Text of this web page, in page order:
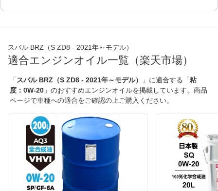
スバル BRZ（S ZD8 - 2021年～モデル）
適合エンジンオイル一覧（楽天市場）
「スバル BRZ（S ZD8 - 2021年～モデル） 」に適合する「粘
度：0W-20 」のおすすめエンジンオイルを掲載しています。商品
ページで車種への適合をご確認の上ご購入ください。